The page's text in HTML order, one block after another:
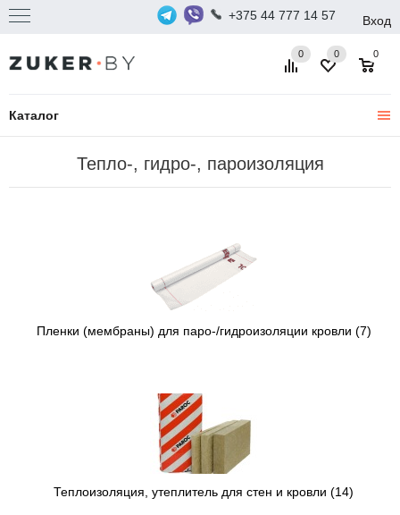
+375 44 777 14 57 Вход
Каталог
0 0
0
Тепло-, гидро-, пароизоляция
Пленки (мембраны) для паро-/гидроизоляции кровли (7)
Теплоизоляция, утеплитель для стен и кровли(14)